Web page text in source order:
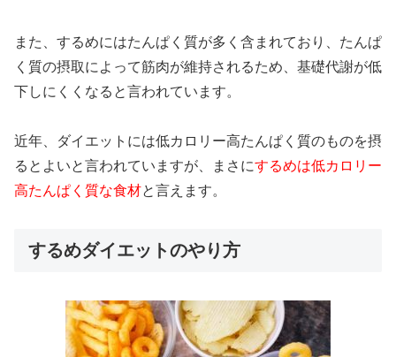
また、するめにはたんぱく質が多く含まれており、たんぱ
く質の摂取によって筋肉が維持されるため、基礎代謝が低
下しにくくなると言われています。
近年、ダイエットには低カロリー高たんぱく質のものを摂
るとよいと言われていますが、まさにするめは低カロリー
高たんぱく質な食材と言えます。
するめダイエットのやり方